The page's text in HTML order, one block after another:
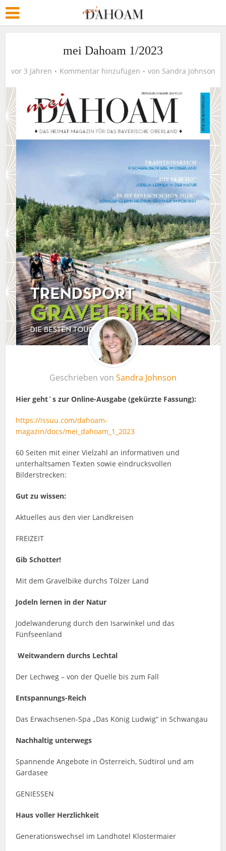
mei Dahoam 1/2023
vor 3 Jahren Kommentar hinzufügen von Sandra Johnson
Geschrieben von Sandra Johnson
Hier geht´s zur Online-Ausgabe (gekürzte Fassung):
https://issuu.com/dahoam-
magazin/docs/mei_dahoam_1_2023
60 Seiten mit einer Vielzahl an informativen und
unterhaltsamen Texten sowie eindrucksvollen
Bilderstrecken:
Gut zu wissen:
Aktuelles aus den vier Landkreisen
FREIZEIT
Gib Schotter!
Mit dem Gravelbike durchs Tölzer Land
Jodeln lernen in der Natur
Jodelwanderung durch den Isarwinkel und das
Fünfseenland
Weitwandern durchs Lechtal
Der Lechweg – von der Quelle bis zum Fall
Entspannungs-Reich
Das Erwachsenen-Spa „Das König Ludwig“ in Schwangau
Nachhaltig unterwegs
Spannende Angebote in Österreich, Südtirol und am
Gardasee
GENIESSEN
Haus voller Herzlichkeit
Generationswechsel im Landhotel Klostermaier